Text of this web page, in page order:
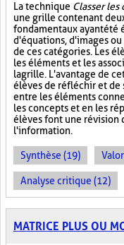
La technique Classer les
une grille contenant
fondamentaux ayant été
d'équations, d'images
de ces catégories. Les
les éléments et les
la grille. L'avantage de
élèves de réfléchir et de
entre les éléments
les concepts et en les
élèves font une révision
l'information.
Synthèse (19)
Analyse critique (12)
MATRICE PLUS OU